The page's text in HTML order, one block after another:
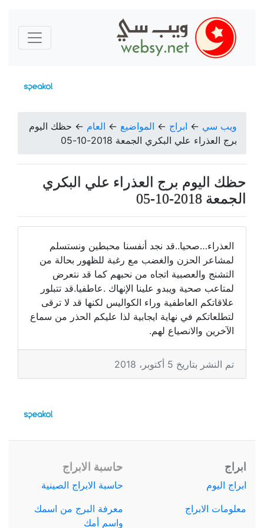
ويب سي ← ابراج ← المواضيع ← العام ← حظك اليوم
برج العذراء علي البكري الجمعة 2018-10-05
حظك اليوم برج العذراء علي البكري
الجمعة 2018-10-05
العذراء…صحيا..قد نجد أنفسنا محبطين ونستسلم
لمشاعر الحزن والغضب مع رغبة للظهور بحالة من
التشنج والعصبية اتجاه من نحبهم كما قد نتعرض
لمتاعب صحية ويبدو علينا الإنهاك .عاطفيا.قد تتبلور
علاقاتكم العاطفية وراء الكواليس لكنها قد لا ترقى
لتطلعاتكم في نهاية ايجابية لذا عليكم الحذر من سماع
الآخرين والانصياع لهم.
تم النشر بتاريخ 5 أكتوبر، 2018
ابراج
ابراج اليوم
معلومات الابراج
حاسبة الابراج
حاسبة الابراج الصينية
معرفة البرج من اسمك
واسم أمك